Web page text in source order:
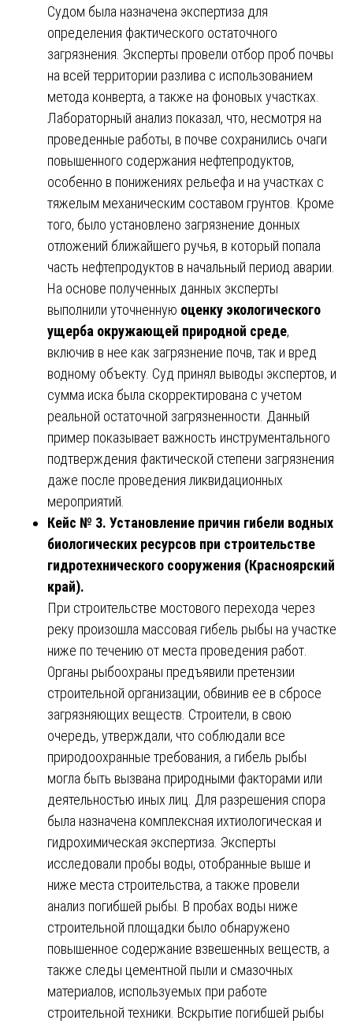
Судом была назначена экспертиза для
определения фактического остаточного
загрязнения. Эксперты провели отбор проб почвы
на всей территории разлива с использованием
метода конверта, а также на фоновых участках.
Лабораторный анализ показал, что, несмотря на
проведенные работы, в почве сохранились очаги
повышенного содержания нефтепродуктов,
особенно в понижениях рельефа и на участках с
тяжелым механическим составом грунтов. Кроме
того, было установлено загрязнение донных
отложений ближайшего ручья, в который попала
часть нефтепродуктов в начальный период аварии.
На основе полученных данных эксперты
выполнили уточненную оценку экологического
ущерба окружающей природной среде,
включив в нее как загрязнение почв, так и вред
водному объекту. Суд принял выводы экспертов, и
сумма иска была скорректирована с учетом
реальной остаточной загрязненности. Данный
пример показывает важность инструментального
подтверждения фактической степени загрязнения
даже после проведения ликвидационных
мероприятий.
Кейс № 3. Установление причин гибели водных
биологических ресурсов при строительстве
гидротехнического сооружения (Красноярский
край).
При строительстве мостового перехода через
реку произошла массовая гибель рыбы на участке
ниже по течению от места проведения работ.
Органы рыбоохраны предъявили претензии
строительной организации, обвинив ее в сбросе
загрязняющих веществ. Строители, в свою
очередь, утверждали, что соблюдали все
природоохранные требования, а гибель рыбы
могла быть вызвана природными факторами или
деятельностью иных лиц. Для разрешения спора
была назначена комплексная ихтиологическая и
гидрохимическая экспертиза. Эксперты
исследовали пробы воды, отобранные выше и
ниже места строительства, а также провели
анализ погибшей рыбы. В пробах воды ниже
строительной площадки было обнаружено
повышенное содержание взвешенных веществ, а
также следы цементной пыли и смазочных
материалов, используемых при работе
строительной техники. Вскрытие погибшей рыбы